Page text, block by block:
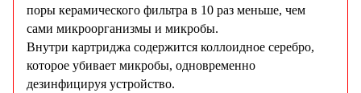
поры керамического фильтра в 10 раз меньше, чем
сами микроорганизмы и микробы.
Внутри картриджа содержится коллоидное серебро,
которое убивает микробы, одновременно
дезинфицируя устройство.